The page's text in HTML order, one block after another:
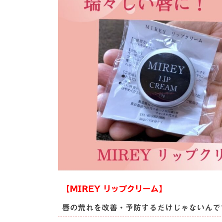
【MIREY リップクリーム】
唇の荒れを改善・予防するだけじゃないん